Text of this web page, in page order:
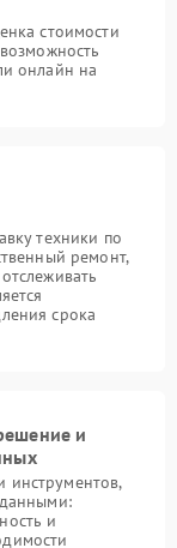
стоимости
онлайн на
техники по
ремонт,
срока
и
инструментов,
и